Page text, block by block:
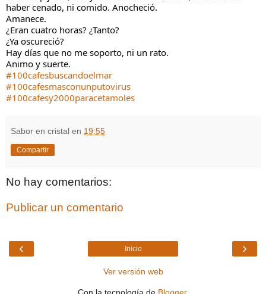
haber cenado, ni comido. Anocheció.
Amanece.
¿Eran cuatro horas? ¿Tanto?
¿Ya oscureció?
Hay días que no me soporto, ni un rato.
Animo y suerte.
#100cafesbuscandoelmar
#100cafesmasconunputovirus
#100cafesy2000paracetamoles
Sabor en cristal en 19:55
Compartir
No hay comentarios:
Publicar un comentario
‹ ›
Inicio
Ver versión web
Con la tecnología de Blogger.